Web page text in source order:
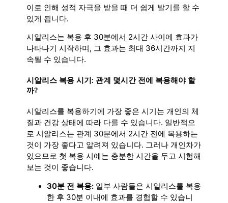
이로 인해 성적 자극을 받을 때 더 쉽게 발기를 할 수
있게 됩니다.
시알리스는 복용 후 30분에서 2시간 사이에 효과가
나타나기 시작하며, 그 효과는 최대 36시간까지 지
속될 수 있습니다.
시알리스 복용 시기: 관계 몇시간 전에 복용해야 할
까?
시알리스를 복용하기에 가장 좋은 시기는 개인의 체
질과 건강 상태에 따라 다를 수 있습니다. 일반적으
로 시알리스는 관계 30분에서 2시간 전에 복용하는
것이 가장 좋다고 알려져 있습니다. 그러나 개인차가
있으므로 첫 복용 시에는 충분한 시간을 두고 시험해
보는 것이 좋습니다.
30분 전 복용: 일부 사람들은 시알리스를 복용
한 후 30분 이내에 효과를 경험할 수 있습니